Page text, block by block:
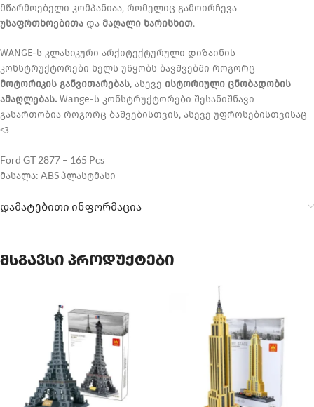
მწარმოებელი კომპანიაა, რომელიც გამოირჩევა
უსაფრთხოებითა და მაღალი ხარისხით.
WANGE-ს კლასიკური არქიტექტურული დიზაინის
კონსტრუქტორები ხელს უწყობს ბავშვებში როგორც
მოტორიკის განვითარებას, ასევე ისტორიული ცნობადობის
ამაღლებას. Wange-ს კონსტრუქტორები შესანიშნავი
გასართობია როგორც ბაშვებისთვის, ასევე უფროსებისთვისაც
<3
Ford GT 2877 – 165 Pcs
მასალა: ABS პლასტმასი
დამატებითი ინფორმაცია
მსგავსი პროდუქტები